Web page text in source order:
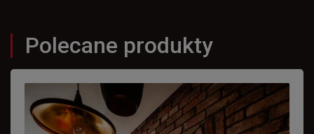
Polecane produkty